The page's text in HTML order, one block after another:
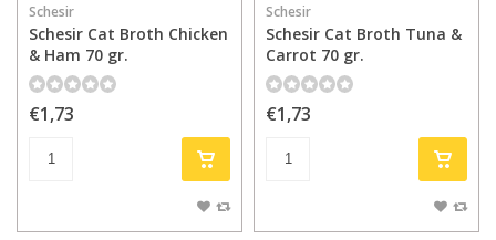
Schesir
Schesir Cat Broth Chicken
& Ham 70 gr.
€1,73
Schesir
Schesir Cat Broth Tuna &
Carrot 70 gr.
€1,73